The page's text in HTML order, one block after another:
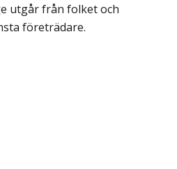
utgår från folket och
företrädare.